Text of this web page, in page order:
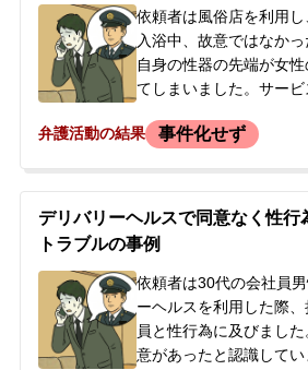
依頼者は風俗店を利用
入浴中、故意ではなか
自身の性器の先端が女
てしまいました。サービ
がなかったか確認したい
し連絡する前に、今後
士に相談されました。
弁護活動の結果 事件化せず
デリバリーヘルスで同意なく性行
トラブルの事例
依頼者は30代の会社員
ーヘルスを利用した際
員と性行為に及びまし
意があったと認識して